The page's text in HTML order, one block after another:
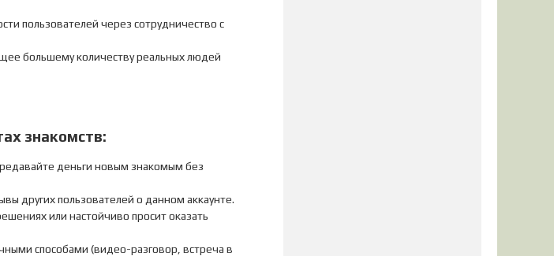
пользователей через сотрудничество с
большему количеству реальных людей
знакомств:
деньги новым знакомым без
других пользователей о данном аккаунте.
или настойчиво просит оказать
способами (видео-разговор, встреча в